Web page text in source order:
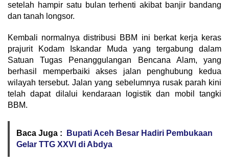
setelah hampir satu bulan terhenti akibat banjir bandang
dan tanah longsor.
Kembali normalnya distribusi BBM ini berkat kerja keras
prajurit Kodam Iskandar Muda yang tergabung dalam
Satuan Tugas Penanggulangan Bencana Alam, yang
berhasil memperbaiki akses jalan penghubung kedua
wilayah tersebut. Jalan yang sebelumnya rusak parah kini
telah dapat dilalui kendaraan logistik dan mobil tangki
BBM.
Baca Juga :
Bupati Aceh Besar Hadiri Pembukaan
Gelar TTG XXVI di Abdya